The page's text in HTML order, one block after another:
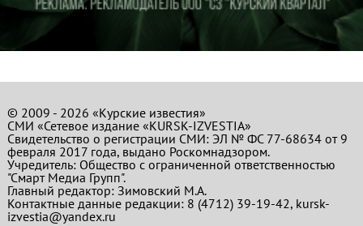
© 2009 - 2026 «Курские известия»
СМИ «Сетевое издание «KURSK-IZVESTIA»
Свидетельство о регистрации СМИ: ЭЛ № ФС 77-68634 от 9
февраля 2017 года, выдано Роскомнадзором.
Учредитель: Общество с ограниченной ответственностью
"Смарт Медиа Групп".
Главный редактор:Зимовский М.А.
Контактные данные редакции: 8 (4712) 39-19-42, kursk-
izvestia@yandex.ru